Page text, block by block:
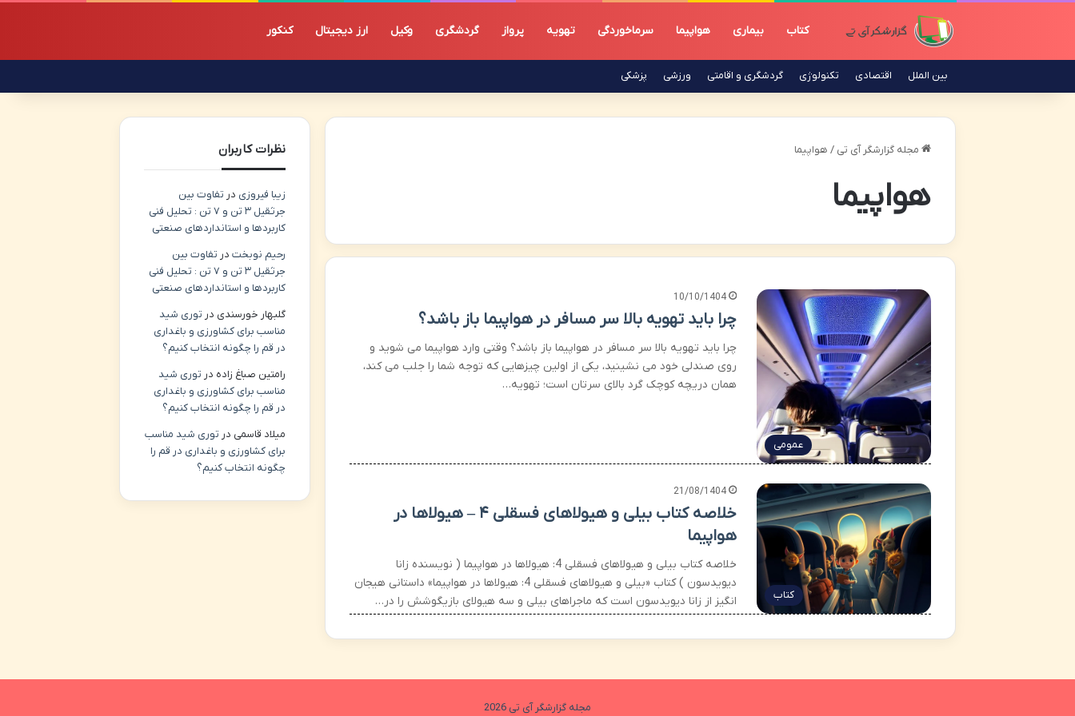
کتاب بیماری هواپیما سرماخوردگی تهویه پرواز گردشگری وکیل ارز دیجیتال کنکور
بین الملل اقتصادی تکنولوژی گردشگری و اقامتی ورزشی پزشکی
مجله گزارشگر آی تی / هواپیما
هواپیما
عمومی
10/10/1404
چرا باید تهویه بالا سر مسافر در هواپیما باز باشد؟
چرا باید تهویه بالا سر مسافر در هواپیما باز باشد؟ وقتی وارد هواپیما می شوید و
روی صندلی خود می نشینید، یکی از اولین چیزهایی که توجه شما را جلب می کند،
همان دریچه کوچک گرد بالای سرتان است؛ تهویه…
کتاب
21/08/1404
خلاصه کتاب بیلی و هیولاهای فسقلی ۴ – هیولاها در
هواپیما
خلاصه کتاب بیلی و هیولاهای فسقلی 4: هیولاها در هواپیما ( نویسنده زانا
دیویدسون ) کتاب «بیلی و هیولاهای فسقلی 4: هیولاها در هواپیما» داستانی هیجان
انگیز از زانا دیویدسون است که ماجراهای بیلی و سه هیولای بازیگوشش را در…
نظرات کاربران
زیبا فیروزی در تفاوت بین
جرثقیل ۳ تن و ۷ تن : تحلیل فنی
کاربردها و استانداردهای صنعتی
رحیم نوبختدر تفاوت بین
جرثقیل ۳ تن و ۷ تن : تحلیل فنی
کاربردها و استانداردهای صنعتی
گلبهار خورسندی در توری شید
مناسب برای کشاورزی و باغداری
در قم را چگونه انتخاب کنیم؟
رامتین صباغ زاده در توری شید
مناسب برای کشاورزی و باغداری
در قم را چگونه انتخاب کنیم؟
میلاد قاسمی در توری شید مناسب
برای کشاورزی و باغداری در قم را
چگونه انتخاب کنیم؟
مجله گزارشگر آی تی 2026